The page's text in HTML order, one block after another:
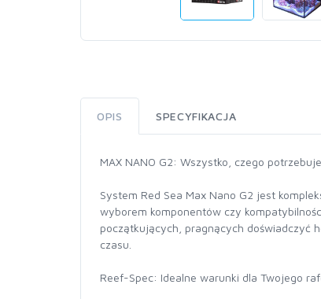
OPIS SPECYFIKACJA
MAX NANO G2: Wszystko, czego
System Red Sea Max Nano G2 jest
wyborem komponentów czy
początkujących, pragnących doświadczyć
czasu.
Reef-Spec: Idealne warunki dla Twojego